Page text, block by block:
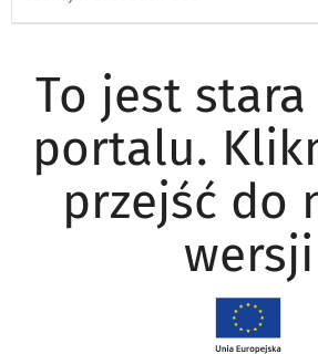
To jest
portalu.
przejść do
wersji